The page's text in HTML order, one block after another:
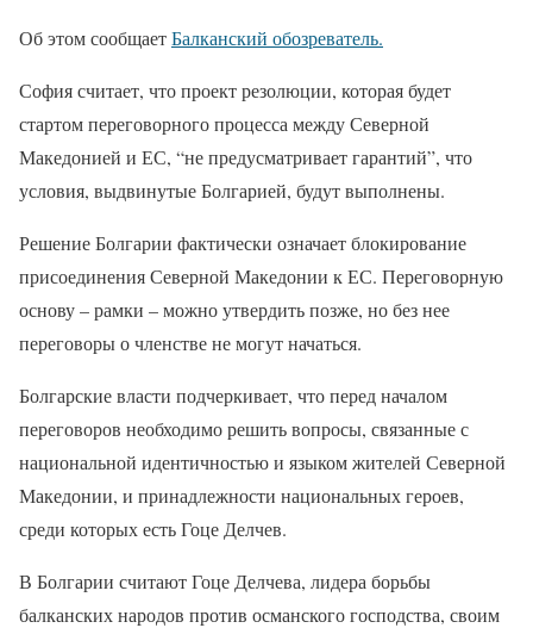
Об этом сообщаетБалканский обозреватель.
София считает, что проект резолюции, которая будет
стартом переговорного процесса между Северной
Македонией и ЕС, “не предусматривает гарантий”, что
условия, выдвинутые Болгарией, будут выполнены.
Решение Болгарии фактически означает блокирование
присоединения Северной Македонии к ЕС. Переговорную
основу – рамки – можно утвердить позже, но без нее
переговоры о членстве не могут начаться.
Болгарские власти подчеркивает, что перед началом
переговоров необходимо решить вопросы, связанные с
национальной идентичностью и языком жителей Северной
Македонии, и принадлежности национальных героев,
среди которых есть Гоце Делчев.
В Болгарии считают Гоце Делчева, лидера борьбы
балканских народов против османского господства, своим